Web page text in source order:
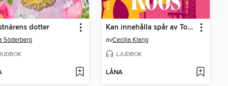
dotter
Söderberg
Kan innehålla spår av Tommy Roos
avCecilia Klang
LJUDBOK
LÅNA